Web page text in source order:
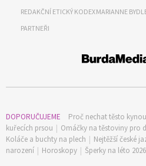
REDAKČNÍ ETICKÝ KODEX
PARTNEŘI
MARIANNE
DOPORUČUJEME Proč nechat těsto
kuřecích prsou | Omáčky na těstoviny pro
Koláče a buchty na plech | Nejtěžší české
narození | Horoskopy | Šperky na léto 2026